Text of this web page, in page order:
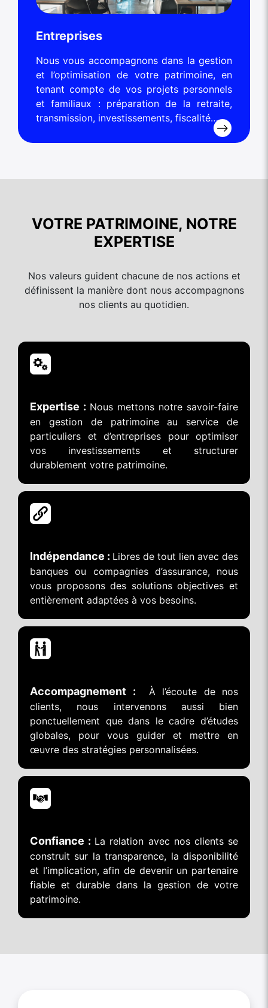
Entreprises
Nous vous accompagnons dans la gestion
et l’optimisation de votre patrimoine, en
tenant compte de vos projets personnels
et familiaux : préparation de la retraite,
transmission, investissements, fiscalité…
VOTRE PATRIMOINE, NOTRE
EXPERTISE
Nos valeurs guident chacune de nos actions et
définissent la manière dont nous accompagnons
nos clients au quotidien.
Expertise : Nous mettons notre savoir-faire
en gestion de patrimoine au service de
particuliers et d’entreprises pour optimiser
vos investissements et structurer
durablement votre patrimoine.
Indépendance : Libres de tout lien avec des
banques ou compagnies d’assurance, nous
vous proposons des solutions objectives et
entièrement adaptées à vos besoins.
Accompagnement :
À l’écoute de nos
clients, nous intervenons aussi bien
ponctuellement que dans le cadre d’études
globales, pour vous guider et mettre en
œuvre des stratégies personnalisées.
Confiance : La relation avec nos clients se
construit sur la transparence, la disponibilité
et l’implication, afin de devenir un partenaire
fiable et durable dans la gestion de votre
patrimoine.